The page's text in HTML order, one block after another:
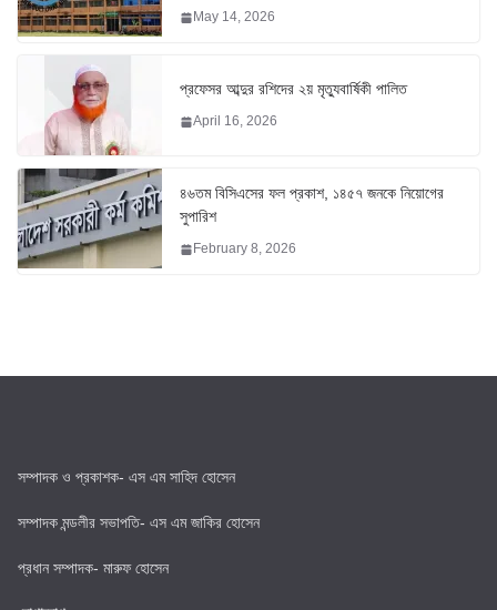
May 14, 2026
প্রফেসর আব্দুর রশিদের ২য় মৃত্যুবার্ষিকী পালিত
April 16, 2026
৪৬তম বিসিএসের ফল প্রকাশ, ১৪৫৭ জনকে নিয়োগের
সুপারিশ
February 8, 2026
সম্পাদক ও প্রকাশক- এস এম সাহিদ হোসেন
সম্পাদক মন্ডলীর সভাপতি- এস এম জাকির হোসেন
প্রধান সম্পাদক- মারুফ হোসেন